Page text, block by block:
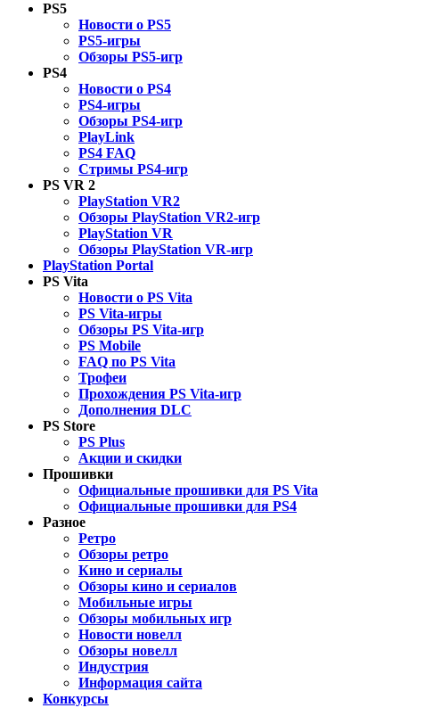
PS5
Новости о PS5
PS5-игры
Обзоры PS5-игр
PS4
Новости о PS4
PS4-игры
Обзоры PS4-игр
PlayLink
PS4 FAQ
Стримы PS4-игр
PS VR 2
PlayStation VR2
Обзоры PlayStation VR2-игр
PlayStation VR
Обзоры PlayStation VR-игр
PlayStation Portal
PS Vita
Новости о PS Vita
PS Vita-игры
Обзоры PS Vita-игр
PS Mobile
FAQ по PS Vita
Трофеи
Прохождения PS Vita-игр
Дополнения DLC
PS Store
PS Plus
Акции и скидки
Прошивки
Официальные прошивки для PS Vita
Официальные прошивки для PS4
Разное
Ретро
Обзоры ретро
Кино и сериалы
Обзоры кино и сериалов
Мобильные игры
Обзоры мобильных игр
Новости новелл
Обзоры новелл
Индустрия
Информация сайта
Конкурсы